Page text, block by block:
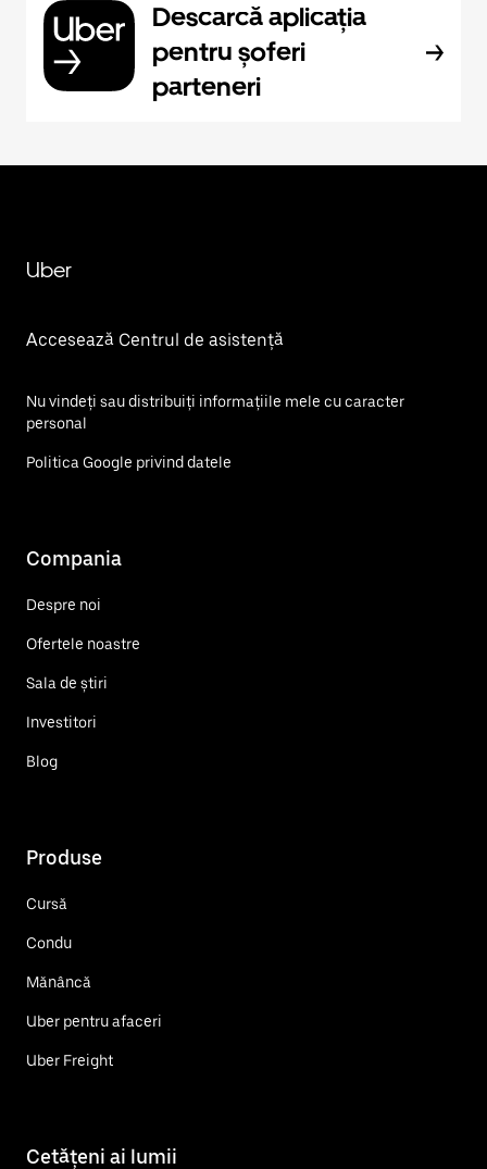
Descarcă aplicația
pentru șoferi
parteneri
Uber
Accesează Centrul de asistență
Nu vindeți sau distribuiți informațiile mele cu caracter
personal
Politica Google privind datele
Compania
Despre noi
Ofertele noastre
Sala de știri
Investitori
Blog
Produse
Cursă
Condu
Mănâncă
Uber pentru afaceri
Uber Freight
Cetățeni ai lumii